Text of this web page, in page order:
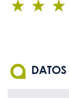
DATOS